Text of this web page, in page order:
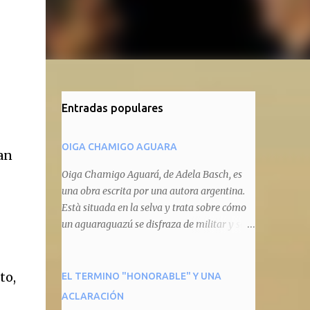
Entradas populares
OIGA CHAMIGO AGUARA
Oiga Chamigo Aguará, de Adela Basch, es
una obra escrita por una autora argentina.
Està situada en la selva y trata sobre cómo
un aguaraguazú se disfraza de militar y se
animal que pretenda circular por ahí. En
primera instancia aparece Teteu, el tero,
EL TERMINO "HONORABLE" Y UNA
ACLARACIÓN